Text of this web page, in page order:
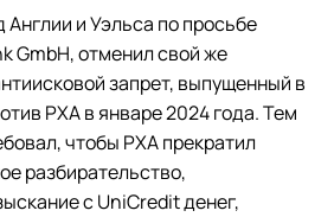
и Уэльса по просьбе
GmbH, отменил свой же
запрет, выпущенный в
РХА в январе 2024 года. Тем
чтобы РХА прекратил
разбирательство,
с UniCredit денег,